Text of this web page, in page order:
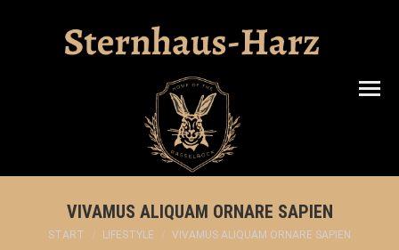
VIVAMUS ALIQUAM ORNARE SAPIEN
Sie befinden sich hier:
START LIFESTYLE VIVAMUS ALIQUAM ORNARE SAPIEN